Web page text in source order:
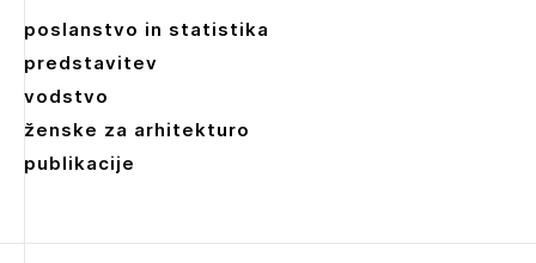
poslanstvo in statistika
predstavitev
vodstvo
ženske za arhitekturo
publikacije